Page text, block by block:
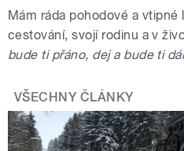
Mám ráda pohodové a vtipné
cestování, svojí rodinu a v
bude ti přáno, dej a bude ti
VŠECHNY ČLÁNKY